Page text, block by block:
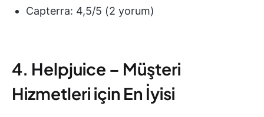
Capterra: 4,5/5 (2 yorum)
4. Helpjuice – Müşteri
Hizmetleri için En İyisi